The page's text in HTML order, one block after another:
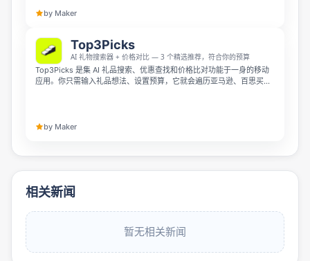
by Maker
Top3Picks
AI 礼物搜索器 + 价格对比 — 3 个精选推荐，符合你的预算
Top3Picks 是集 AI 礼品搜索、优惠查找和价格比对功能于一身的移动
应用。你只需输入礼品想法、设置预算，它就会遍历亚马逊、百思买、
也无需注册。
by Maker
相关新闻
暂无相关新闻